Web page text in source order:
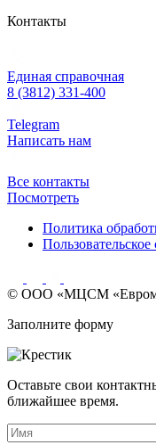
Контакты
Единая справочная
8 (3812) 331-400
Telegram
Написать нам
Все контакты
Посмотреть
Политика
© ООО «МЦСМ
Заполните форму
Оставьте свои
ближайшее время.